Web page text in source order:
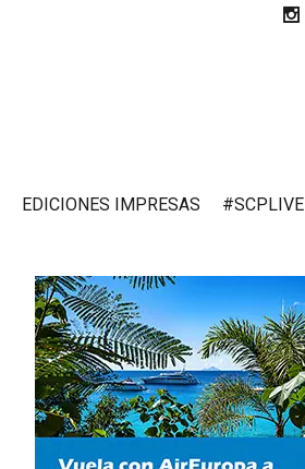
EDICIONES IMPRESAS #SCPLIVE